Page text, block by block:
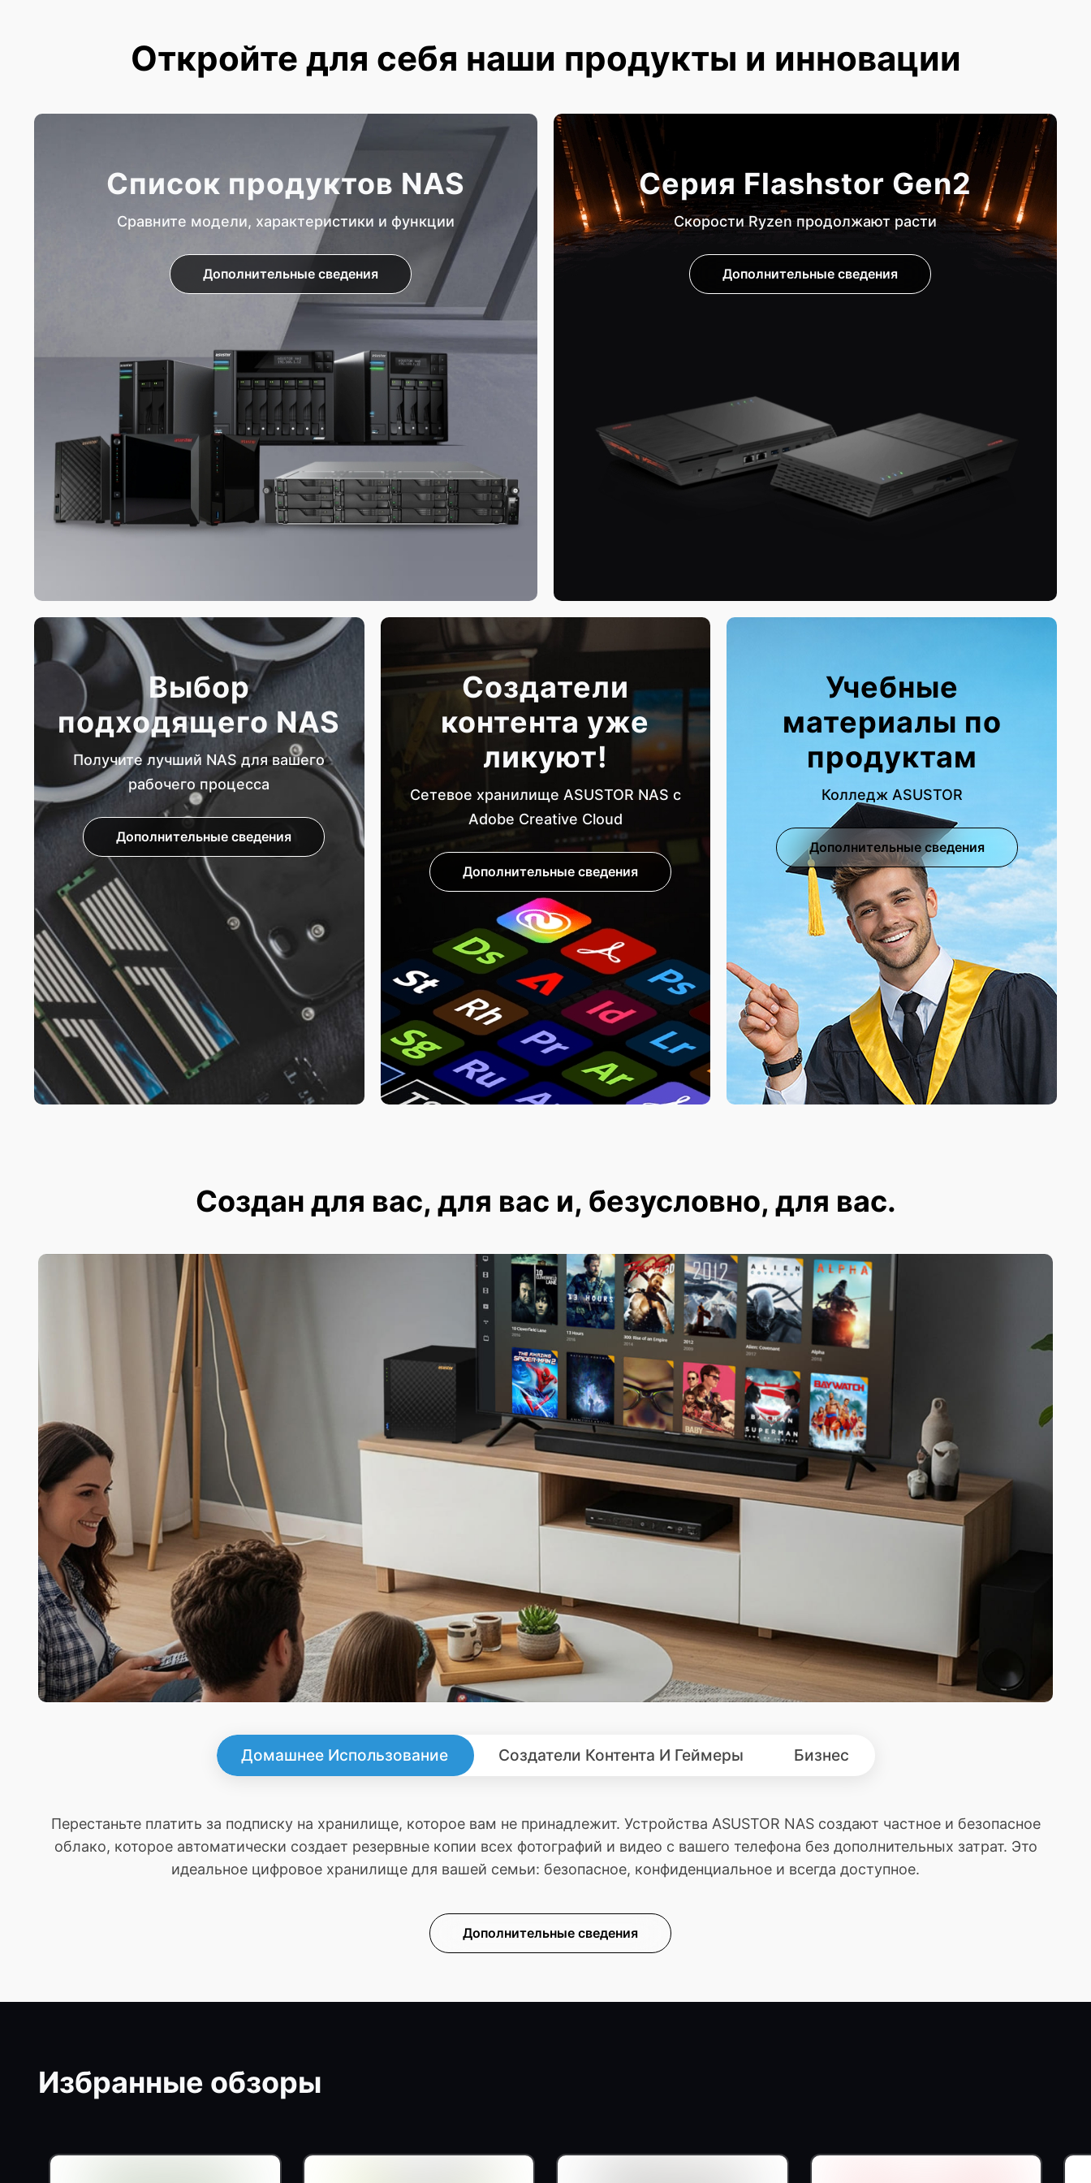
Откройте для себя наши продукты и инновации
Список продуктов NAS
Сравните модели, характеристики и функции
Дополнительные сведения
Серия Flashstor Gen2
Скорости Ryzen продолжают расти
Дополнительные сведения
Выбор
подходящего NAS
Получите лучший NAS для вашего
рабочего процесса
Дополнительные сведения
Создатели
контента уже
ликуют!
Сетевое хранилище ASUSTOR NAS с
Adobe Creative Cloud
Дополнительные сведения
Учебные
материалы по
продуктам
Колледж ASUSTOR
Дополнительные сведения
Создан для вас, для вас и, безусловно, для вас.
Домашнее Использование Создатели Контента И Геймеры Бизнес
Перестаньте платить за подписку на хранилище, которое вам не принадлежит. Устройства ASUSTOR NAS создают частное и безопасное
облако, которое автоматически создает резервные копии всех фотографий и видео с вашего телефона без дополнительных затрат. Это
идеальное цифровое хранилище для вашей семьи: безопасное, конфиденциальное и всегда доступное.
Дополнительные сведения
Избранные обзоры